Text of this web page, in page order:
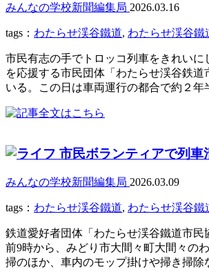
みんなの学校新聞編集局 2026.03.16
tags： わたらせ渓谷鐵道, わたらせ渓谷鐵
市民有志の手でトロッコ列車をきれい
を応援する市民団体「わたらせ渓谷鉄
いる。この日は車両運行の都合で約２
市民ボランティアで列
みんなの学校新聞編集局 2026.03.09
tags： わたらせ渓谷鐵道, わたらせ渓谷鐵
鉄道愛好者団体「わたらせ渓谷鐵道市
前9時から、みどり市大間々町大間々の
掃のほか、車内のモップ掛けや掃き掃